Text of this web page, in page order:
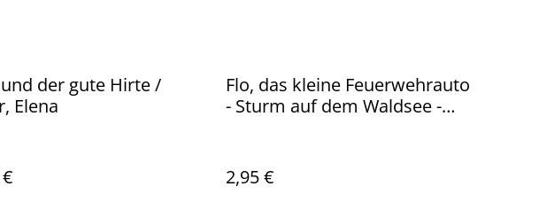
der gute Hirte /
Elena
Flo, das kleine Feuerwehrauto
- Sturm auf dem Waldsee -
2,95 €